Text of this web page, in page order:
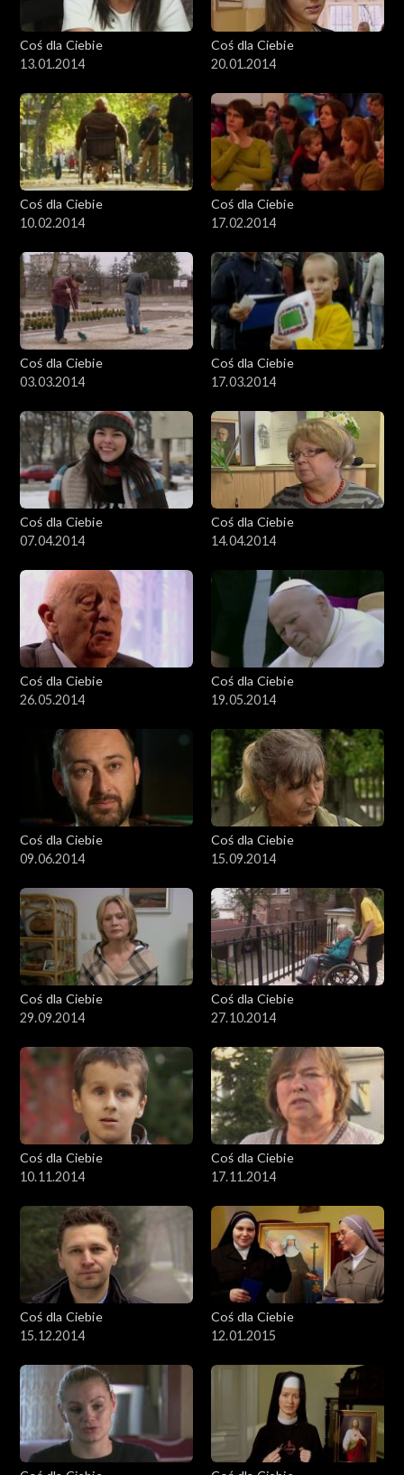
Coś dla Ciebie
13.01.2014
Coś dla Ciebie
20.01.2014
Coś dla Ciebie
10.02.2014
Coś dla Ciebie
17.02.2014
Coś dla Ciebie
03.03.2014
Coś dla Ciebie
17.03.2014
Coś dla Ciebie
07.04.2014
Coś dla Ciebie
14.04.2014
Coś dla Ciebie
26.05.2014
Coś dla Ciebie
19.05.2014
Coś dla Ciebie
09.06.2014
Coś dla Ciebie
15.09.2014
Coś dla Ciebie
29.09.2014
Coś dla Ciebie
27.10.2014
Coś dla Ciebie
10.11.2014
Coś dla Ciebie
17.11.2014
Coś dla Ciebie
15.12.2014
Coś dla Ciebie
12.01.2015